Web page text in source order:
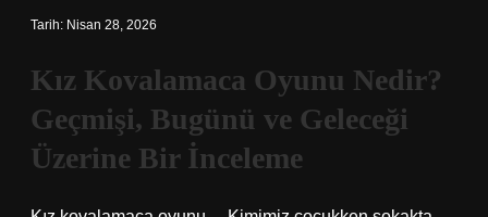
Tarih: Nisan 28, 2026
Kız Kovalamaca Oyunu Nedir?
Geçmişi, Bugünü ve Geleceği
Üzerine Bir İnceleme